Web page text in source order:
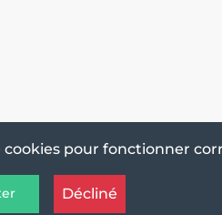
cookies pour fonctionner
Décliné